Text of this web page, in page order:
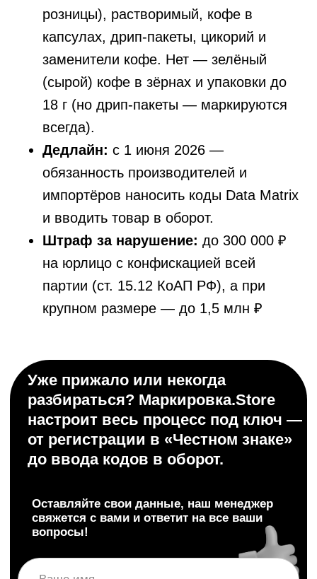
розницы), растворимый, кофе в
капсулах, дрип-пакеты, цикорий и
заменители кофе. Нет — зелёный
(сырой) кофе в зёрнах и упаковки до
18 г (но дрип-пакеты — маркируются
всегда).
Дедлайн: с 1 июня 2026 —
обязанность производителей и
импортёров наносить коды Data Matrix
и вводить товар в оборот.
Штраф за нарушение: до 300 000 ₽
на юрлицо с конфискацией всей
партии (ст. 15.12 КоАП РФ), а при
крупном размере — до 1,5 млн ₽
Нажимая на кнопку вы соглашаетесь
сполитикой конфиденциальности
+7
Оставить заявку
Уже прижало или некогда
разбираться? Маркировка.Store
настроит весь процесс под ключ —
от регистрации в «Честном знаке»
до ввода кодов в оборот.
Оставляйте свои данные, наш менеджер
вопросы!